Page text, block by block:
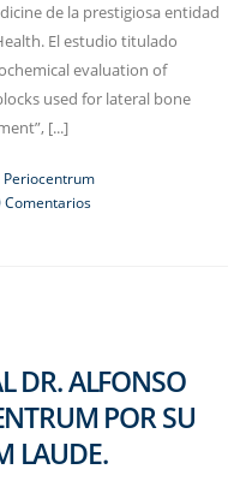
de la prestigiosa entidad
El estudio titulado
evaluation of
used for lateral bone
[...]
Periocentrum
Comentarios
DR. ALFONSO
POR SU
LAUDE.